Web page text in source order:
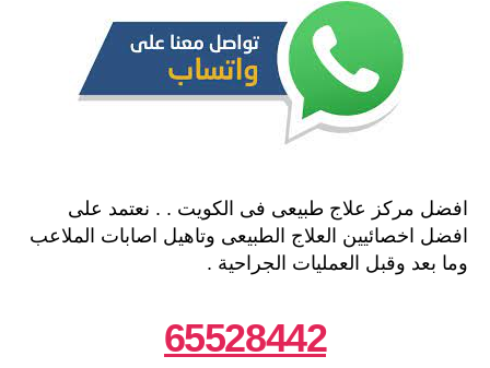
افضل مركز علاج طبيعى فى الكويت . . نعتمد على
افضل اخصائيين العلاج الطبيعى وتاهيل اصابات الملاعب
وما بعد وقبل العمليات الجراحية .
65528442